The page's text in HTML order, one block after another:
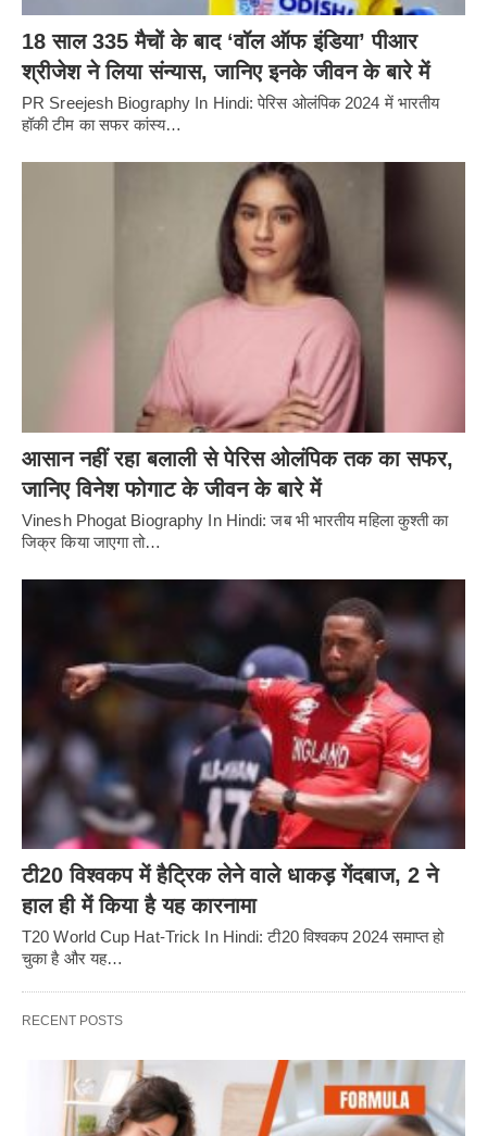
18 साल 335 मैचों के बाद ‘वॉल ऑफ इंडिया’ पीआर
श्रीजेश ने लिया संन्यास, जानिए इनके जीवन के बारे में
PR Sreejesh Biography In Hindi: पेरिस ओलंपिक 2024 में भारतीय
हॉकी टीम का सफर कांस्य…
आसान नहीं रहा बलाली से पेरिस ओलंपिक तक का सफर,
जानिए विनेश फोगाट के जीवन के बारे में
Vinesh Phogat Biography In Hindi: जब भी भारतीय महिला कुश्ती का
जिक्र किया जाएगा तो…
टी20 विश्वकप में हैट्रिक लेने वाले धाकड़ गेंदबाज, 2 ने
हाल ही में किया है यह कारनामा
T20 World Cup Hat-Trick In Hindi: टी20 विश्वकप 2024 समाप्त हो
चुका है और यह…
RECENT POSTS